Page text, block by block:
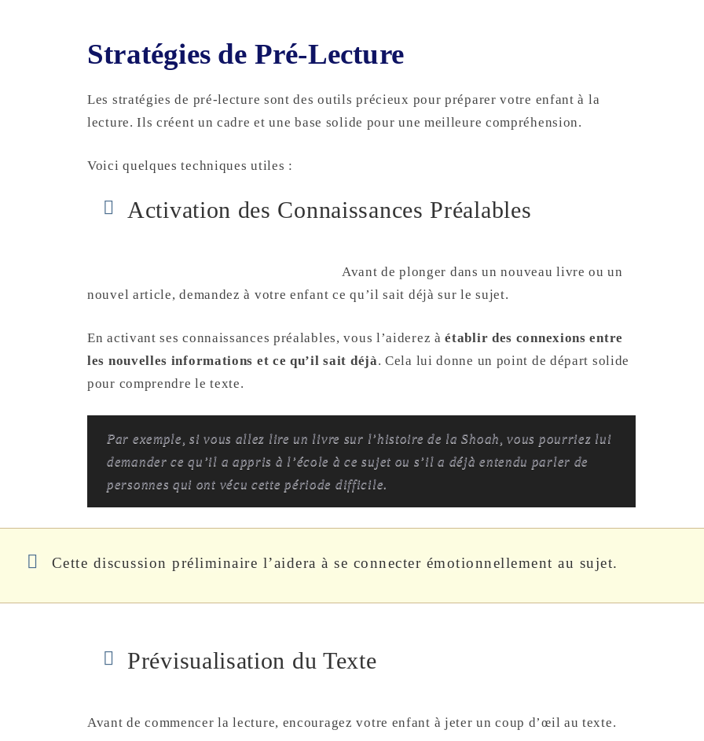
Stratégies de Pré-Lecture
Les stratégies de pré-lecture sont des outils précieux pour préparer votre enfant à la
lecture. Ils créent un cadre et une base solide pour une meilleure compréhension.
Voici quelques techniques utiles :
Activation des Connaissances Préalables
Avant de plonger dans un nouveau livre ou un
nouvel article, demandez à votre enfant ce qu’il sait déjà sur le sujet.
En activant ses connaissances préalables, vous l’aiderez àétablir des connexions entre
les nouvelles informations et ce qu’il sait déjà. Cela lui donne un point de départ solide
pour comprendre le texte.
Par exemple, si vous allez lire un livre sur l’histoire de la Shoah, vous pourriez lui
demander ce qu’il a appris à l’école à ce sujet ou s’il a déjà entendu parler de
personnes qui ont vécu cette période difficile.
Cette discussion préliminaire l’aidera à se connecter émotionnellement au sujet.
Prévisualisation du Texte
Avant de commencer la lecture, encouragez votre enfant à jeter un coup d’œil au texte.